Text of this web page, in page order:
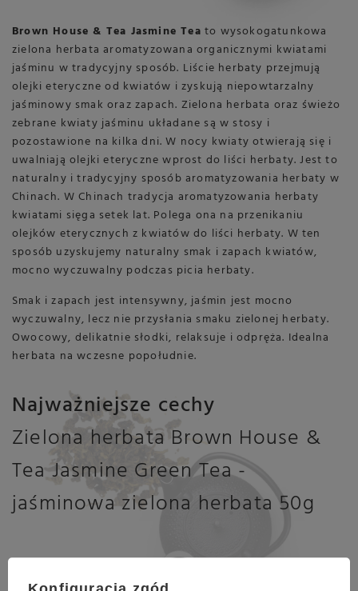
Brown House & Tea Jasmine Tea to wysokogatunkowa
zielona herbata aromatyzowana organicznymi kwiatami
jaśminu w tradycyjny sposób. Liście herbaty przejmują
olejki eteryczne od kwiatów i zyskują niepowtarzalny
jaśminowy smak oraz zapach. Zielona herbata oraz świeżo
zebrane kwiaty jaśminu układane są w stosy i
pozostawione na kilka dni. W nocy kwiaty otwierają się i
uwalniają olejki eteryczne wprost do liści herbaty. Jest to
naturalny i tradycyjny sposób aromatyzowania herbaty w
Chinach. W Chinach tradycja aromatyzowania herbaty
kwiatami sięga setek lat. Polega ona na przenikaniu
olejków eterycznych z kwiatów do liści herbaty. W ten
sposób uzyskujemy naturalny smak i zapach kwiatów,
mocno wyczuwalny podczas picia herbaty.
Smak i zapach jest intensywny, jaśmin jest mocno
wyczuwalny, lecz nie przysłania smaku zielonej herbaty.
Owocowy, delikatnie słodki, relaksuje i odpręża. Idealna
herbata na wczesne popołudnie.
Najważniejsze cechy
Zielona herbata Brown House &
Tea Jasmine Green Tea -
jaśminowa zielona herbata 50g